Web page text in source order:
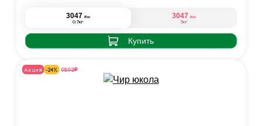
3047 ₽/кг
0.7кг
3047 ₽/кг
5кг
Купить
Акция -24% 9593₽